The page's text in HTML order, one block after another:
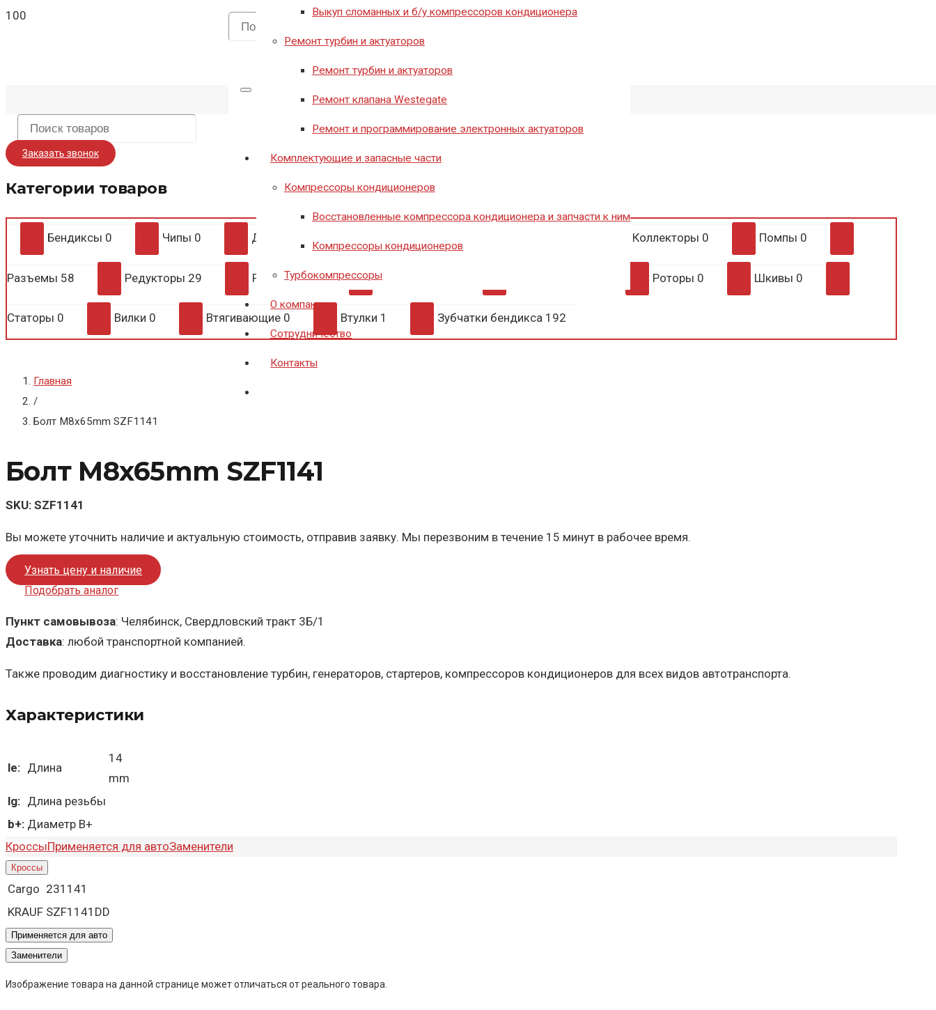
8 (351) 776-20-40
Заказать звонок
Выкуп сломанных и б/у компрессоров кондиционера
Ремонт турбин и актуаторов
Ремонт турбин и актуаторов
Ремонт клапана Westegate
Ремонт и программирование электронных актуаторов
Комплектующие и запасные части
Компрессоры кондиционеров
Восстановленные компрессора кондиционера и запчасти к ним
Компрессоры кондиционеров
Турбокомпрессоры
О компании
Сотрудничество
Контакты
Заказать звонок
Категории товаров
Бендиксы 0 Чипы 0 Диодные мосты Коллекторы 0 Помпы 0
Разъемы 58 Редукторы 29 Регуляторы0 Ремкомплект Роторы 0 Шкивы 0
Статоры 0 Вилки 0 Втягивающие 0 Втулки 1 Зубчатки бендикса 192
Главная
/
Болт M8x65mm SZF1141
Болт M8x65mm SZF1141
SKU: SZF1141
Вы можете уточнить наличие и актуальную стоимость, отправив заявку. Мы перезвоним в течение 15 минут в рабочее время.
Узнать цену и наличие
Подобрать аналог
Пункт самовывоза: Челябинск, Свердловский тракт 3Б/1
Доставка: любой транспортной компанией.
Также проводим диагностику и восстановление турбин, генераторов, стартеров, компрессоров кондиционеров для всех видов автотранспорта.
Характеристики
le: Длина
14
mm
lg: Длина резьбы
b+: Диаметр B+
КроссыПрименяется для автоЗаменители
Кроссы
Cargo 231141
KRAUF SZF1141DD
Применяется для авто
Заменители
Изображение товара на данной странице может отличаться от реального товара.